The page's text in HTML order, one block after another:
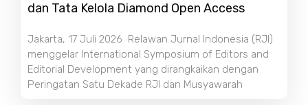
dan Tata Kelola Diamond Open Access
Jakarta, 17 Juli 2026 Relawan Jurnal Indonesia (RJI)
menggelar International Symposium of Editors and
Editorial Development yang dirangkaikan dengan
Peringatan Satu Dekade RJI dan Musyawarah